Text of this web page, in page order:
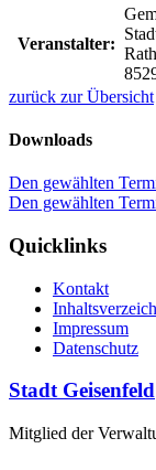
Veranstalter:
zurück zur Übersicht
Downloads
Den gewählten
Den gewählten
Quicklinks
Kontakt
Impressum
Datenschutz
Stadt Geisenfeld
Mitglied der